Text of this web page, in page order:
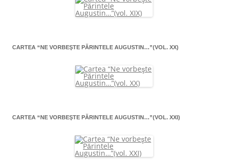
CARTEA “NE VORBEŞTE PĂRINTELE AUGUSTIN…”(VOL. XX)
CARTEA “NE VORBEŞTE PĂRINTELE AUGUSTIN…”(VOL. XXI)